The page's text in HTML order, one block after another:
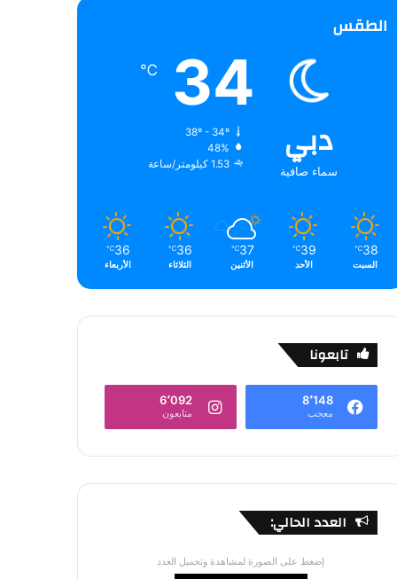
الطقس
دبي
سماء صافية
34
℃
38º - 34º
48%
1.53 كيلومتر/ساعة
38
℃
السبت
39
℃
الأحد
37
℃
الأثنين
36
℃
الثلاثاء
36
℃
الأربعاء
تابعونا
8٬148
معجب
6٬092
متابعون
العدد الحالي:
إضغط على الصورة لمشاهدة وتحميل العدد